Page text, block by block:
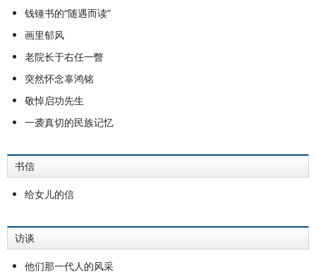
钱锺书的“随遇而读”
画里郁风
老院长于右任一瞥
突然怀念辜鸿铭
敬悼启功先生
一袭真切的民族记忆
书信
给女儿的信
访谈
他们那一代人的风采